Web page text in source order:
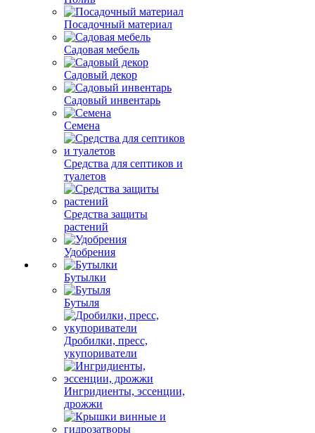
Посадочный материал
Садовая мебель
Садовый декор
Садовый инвентарь
Семена
Средства для септиков и
туалетов
Средства защиты
растений
Удобрения
Бутылки
Бутыля
Дробилки, пресс,
укупориватели
Ингридиенты, эссенции,
дрожжи